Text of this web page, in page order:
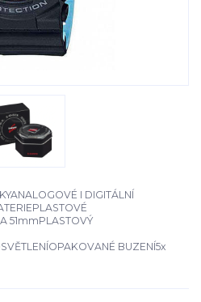
I DIGITÁLNÍ
51mmPLASTOVÝ
BUZENÍ5x